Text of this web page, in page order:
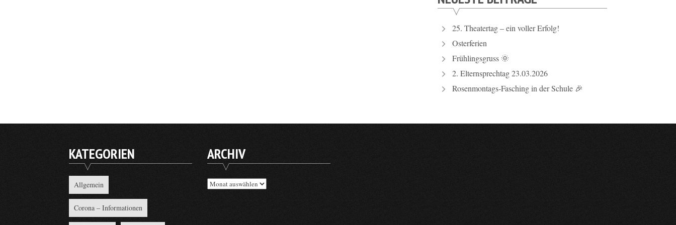
25. Theatertag – ein voller Erfolg!
Osterferien
Frühlingsgruss 🌞
2. Elternsprechtag 23.03.2026
Rosenmontags-Fasching in der Schule 🎉
KATEGORIEN
Allgemein
Corona – Informationen
ARCHIV
Archiv